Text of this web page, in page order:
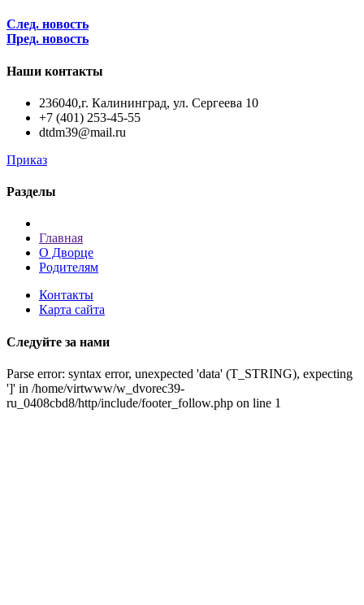
След. новость
Пред. новость
Наши контакты
236040,г. Калининград, ул. Сергеева 10
+7 (401) 253-45-55
dtdm39@mail.ru
Приказ
Разделы
Главная
О Дворце
Родителям
Контакты
Карта сайта
Следуйте за нами
Parse error: syntax error, unexpected 'data' (T_STRING), expecting
']' in /home/virtwww/w_dvorec39-
ru_0408cbd8/http/include/footer_follow.php on line 1